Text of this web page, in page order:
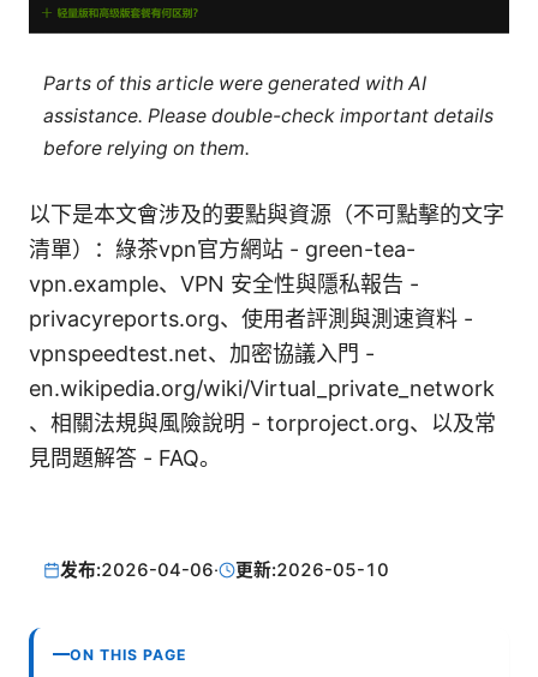
Parts of this article were generated with AI
assistance. Please double-check important details
before relying on them.
以下是本文會涉及的要點與資源（不可點擊的文字
清單）：綠茶vpn官方網站 - green-tea-
vpn.example、VPN 安全性與隱私報告 -
privacyreports.org、使用者評測與測速資料 -
vpnspeedtest.net、加密協議入門 -
en.wikipedia.org/wiki/Virtual_private_network
、相關法規與風險說明 - torproject.org、以及常
見問題解答 - FAQ。
发布:2026-04-06· 更新:2026-05-10
ON THIS PAGE